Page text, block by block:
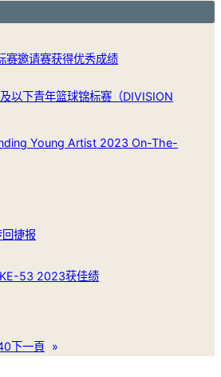
邀请赛获得优秀成绩
以下青年篮球锦标赛（DIVISION
Young Artist 2023 On-The-
捷报
53 2023获佳绩
下一頁 »